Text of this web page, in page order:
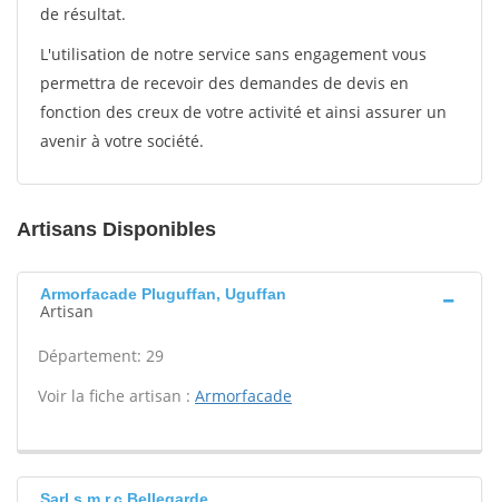
de résultat.
L'utilisation de notre service sans engagement vous
permettra de recevoir des demandes de devis en
fonction des creux de votre activité et ainsi assurer un
avenir à votre société.
Artisans Disponibles
Armorfacade Pluguffan, Uguffan
Artisan
Département: 29
Voir la fiche artisan : Armorfacade